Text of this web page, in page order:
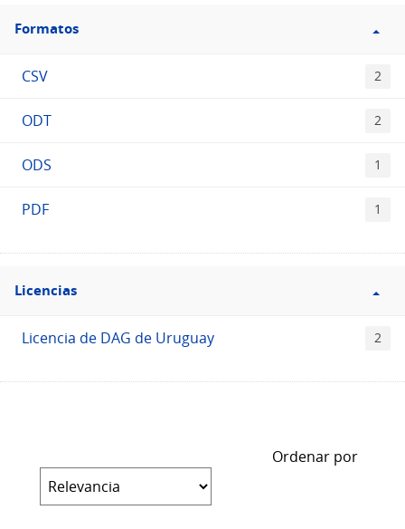
Filtro
Formatos
Formatos
CSV 2
ODT 2
ODS 1
PDF 1
Filtro
Licencias
Licencias
Licencia de DAG de Uruguay 2
Ordenar por